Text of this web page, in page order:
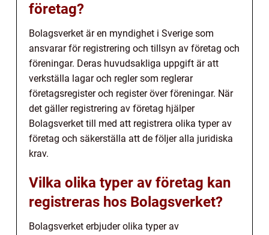
företag?
Bolagsverket är en myndighet i Sverige som
ansvarar för registrering och tillsyn av företag och
föreningar. Deras huvudsakliga uppgift är att
verkställa lagar och regler som reglerar
företagsregister och register över föreningar. När
det gäller registrering av företag hjälper
Bolagsverket till med att registrera olika typer av
företag och säkerställa att de följer alla juridiska
krav.
Vilka olika typer av företag kan
registreras hos Bolagsverket?
Bolagsverket erbjuder olika typer av